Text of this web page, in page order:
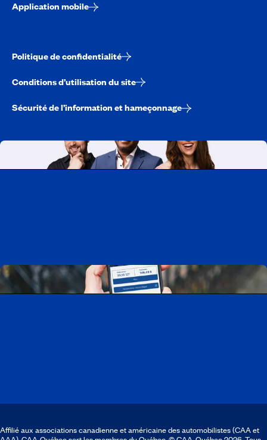
Application mobile
Politique de confidentialité
Conditions d’utilisation du site
Sécurité de l’information et hameçonnage
Affilié aux associations canadienne et américaine des automobilistes (CAA et